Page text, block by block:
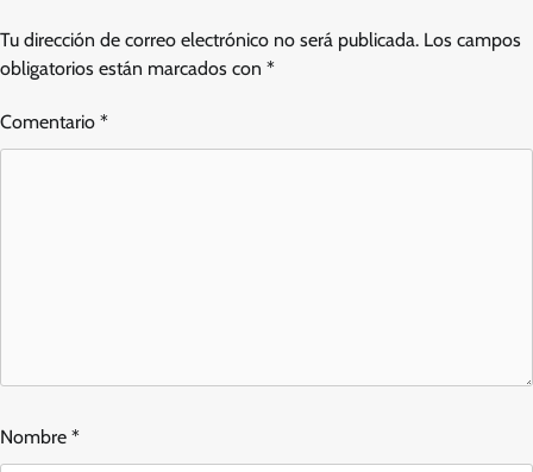
Tu dirección de correo electrónico no será publicada. Los campos
obligatorios están marcados con *
Comentario *
Nombre *